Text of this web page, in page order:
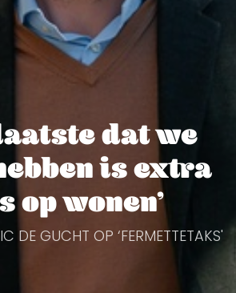
dat we
is extra
op wonen’
DE GUCHT OP ‘FERMETTETAKS'